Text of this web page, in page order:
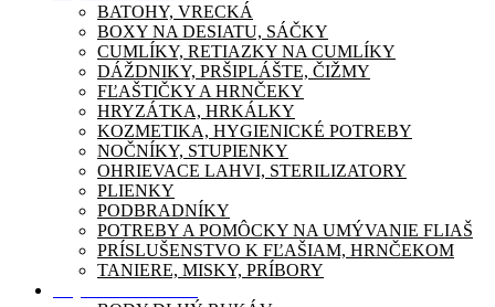
BATOHY, VRECKÁ
BOXY NA DESIATU, SÁČKY
CUMLÍKY, RETIAZKY NA CUMLÍKY
DÁŽDNIKY, PRŠIPLÁŠTE, ČIŽMY
FĽAŠTIČKY A HRNČEKY
HRYZÁTKA, HRKÁLKY
KOZMETIKA, HYGIENICKÉ POTREBY
NOČNÍKY, STUPIENKY
OHRIEVACE LAHVI, STERILIZATORY
PLIENKY
PODBRADNÍKY
POTREBY A POMÔCKY NA UMÝVANIE FLIAŠ
PRÍSLUŠENSTVO K FĽAŠIAM, HRNČEKOM
TANIERE, MISKY, PRÍBORY